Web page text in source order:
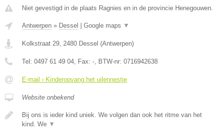
Niet gevestigd in de plaats Ragnies en in de provincie Henegouwen.
Antwerpen » Dessel Google maps ▼
Kolkstraat 29, 2480 Dessel (Antwerpen)
Tel: 0497 61 49 04, Fax: -, BTW-nr: 0716942638
E-mail › Kinderopvang het uilennestje
Website onbekend
Bij ons is ieder kind uniek. We volgen dan ook het ritme van het
kind. We ▼